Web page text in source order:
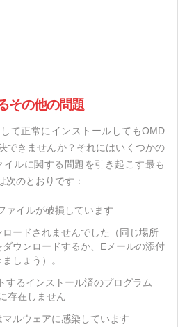
その他の問題
て正常にインストールしてもOMD
できませんか？それにはいくつかの
ルに関する問題を引き起こす最も
次のとおりです：
ァイルが破損しています
ードされませんでした（同じ場所
ウンロードするか、Eメールの添付
しょう）。
するインストール済のプログラム
存在しません
ルウェアに感染しています